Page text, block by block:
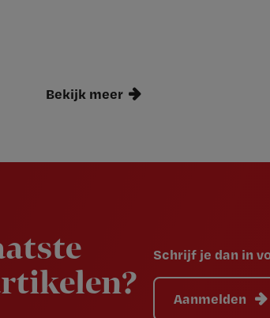
Bekijk meer
Schrijf je dan in
Aanmelden